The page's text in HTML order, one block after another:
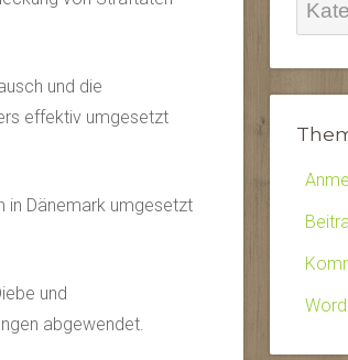
und die
effektiv umgesetzt
in Dänemark umgesetzt
und
abgewendet.